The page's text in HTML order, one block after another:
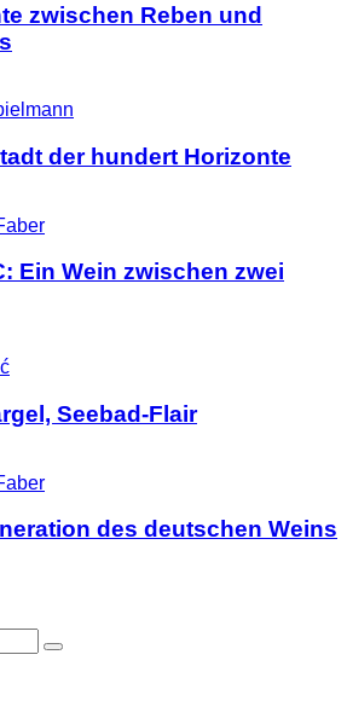
zwischen Reben und
der hundert Horizonte
Ein Wein zwischen zwei
Seebad-Flair
des deutschen Weins